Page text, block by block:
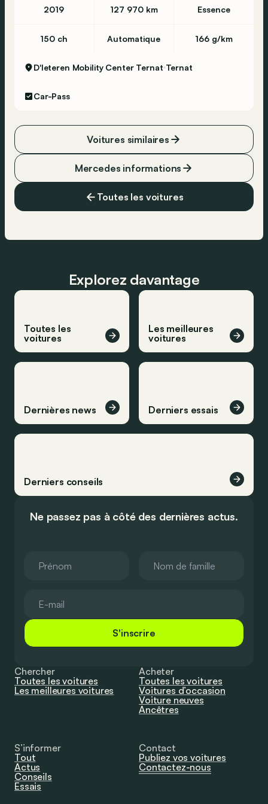
réparons les dégâts si nécessaire. Pour vous
vous pouvez également vous adresser à nous
2019 127 970 km Essence
150 ch Automatique 166 g/km
D'Ieteren Mobility Center Ternat Ternat
Car-Pass
Toutes les voitures
Mercedes informations
Voitures similaires
Explorez davantage
Toutes les
voitures
Les meilleures
voitures
Dernières news Derniers essais
Derniers conseils
Ne passez pas à côté des dernières actus.
S'inscrire
Chercher
Toutes les voitures
Les meilleures voitures
Acheter
Toutes les voitures
Voitures d’occasion
Voiture neuves
Ancêtres
S’informer
Tout
Actus
Conseils
Essais
Contact
Publiez vos voitures
Contactez-nous